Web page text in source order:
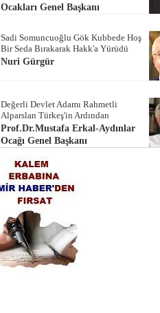
Ocakları Genel Başkanı
Sadi Somuncuoğlu Gök Kubbede Hoş
Bir Seda Bırakarak Hakk'a Yürüdü
Nuri Gürgür
Değerli Devlet Adamı Rahmetli
Alparslan Türkeş'in Ardından
Prof.Dr.Mustafa Erkal-Aydınlar
Ocağı Genel Başkanı